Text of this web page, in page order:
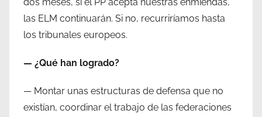
las ELM continuarán. Si no, recurriríamos hasta
los tribunales europeos.
— ¿Qué han logrado?
— Montar unas estructuras de defensa que no
existían, coordinar el trabajo de las federaciones